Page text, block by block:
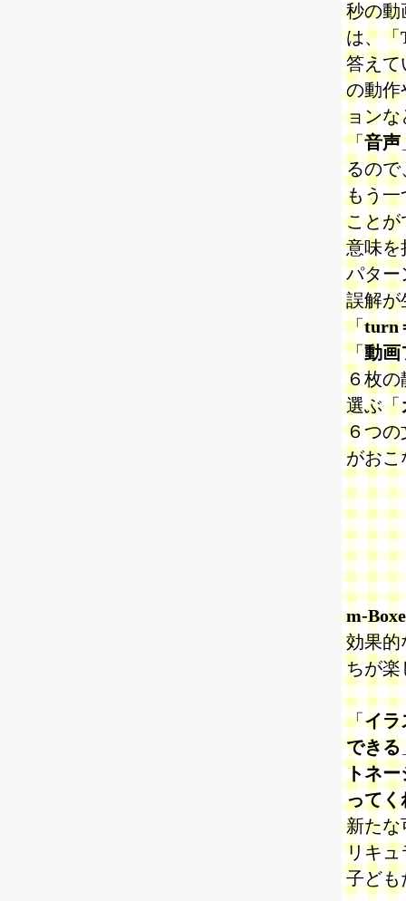
秒の動
は、「
答えて
の動作
ョンな
「音声
るので
もう一
ことが
意味を
パター
誤解が
「turn
「動画
６枚の
選ぶ「
６つの
がおこ
m-
効果的
ちが楽
「イラ
できる
トネー
ってく
新たな
リキュ
子ども